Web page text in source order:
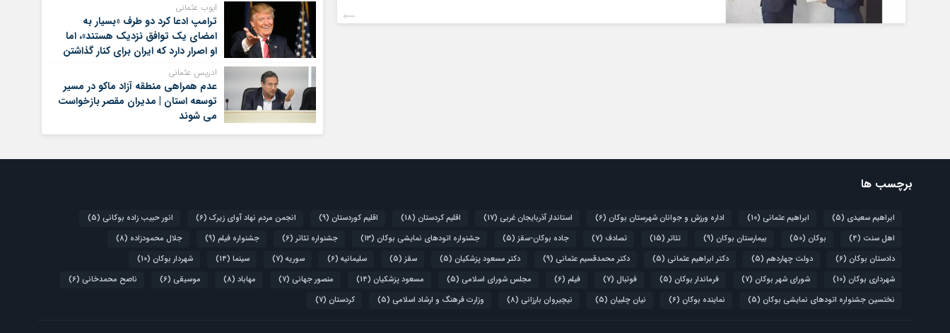
ایوب عثمانی
ترامپ ادعا کرد دو طرف «بسیار به
امضای یک توافق نزدیک هستند»، اما
او اصرار دارد که ایران برای کنار گذاشتن
برنامه‌های هسته‌ای خود گام‌های
بیشتری بردارد
ادریس عثمانی
عدم همراهی منطقه آزاد ماکو در مسیر
توسعه استان | مدیران مقصر بازخواست
می شوند
برچسب ها
ابراهیم سعیدی (5) ابراهیم عثمانی (10) اداره ورزش و جوانان شهرستان بوکان (6) استاندار آذربایجان غربی (17) اقلیم کردستان (18) اقلیم کوردستان (9) انجمن مردم نهاد آوای زیرک (6) انور حبیب زاده بوکانی (5)
اهل سنت (4) بوکان (50) بیمارستان بوکان (9) تئاتر (15) تصادف (7) جاده بوکان-سقز (5) جشنواره اتودهای نمایشی بوکان (13) جشنواره تئاتر (6) جشنواره فیلم (9) جلال محمودزاده (8)
دادستان بوکان (6) دولت چهاردهم (5) دکتر ابراهیم عثمانی (5) دکتر محمدقسیم عثمانی (9) دکتر مسعود پزشکیان (5) سقز (5) سلیمانیه (6) سوریه (7) سینما (14) شهردار بوکان (10)
شهرداری بوکان (10) شورای شهر بوکان (7) فرماندار بوکان (5) فوتبال (7) فیلم (6) مجلس شورای اسلامی (5) مسعود پزشکیان (14) منصور جهانی (7) مهاباد (8) موسیقی (6) ناصح محمدخانی (6)
نختسین جشنواره اتودهای نمایشی بوکان (5) نماینده بوکان (6) نیان چلبیان (5) نیچیروان بارزانی (8) وزارت فرهنگ و ارشاد اسلامی (5) کردستان (7)